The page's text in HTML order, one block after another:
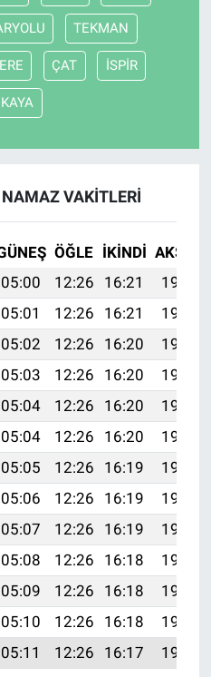
TEKMAN
ÇAT İSPİR
VAKITLERI
ÖĞLE İKINDI AKŞAM
05:00 12:26 16:21
19:43
05:01 12:26 16:21
19:42
05:02 12:26 16:20
19:41
05:03 12:26 16:20
19:40
05:04 12:26 16:20
19:39
05:04 12:26 16:20
19:38
05:05 12:26 16:19
19:37
05:06 12:26 16:19
19:36
05:07 12:26 16:19
19:35
05:08 12:26 16:18
19:34
05:09 12:26 16:18
19:33
05:10 12:26 16:18
19:32
05:11 12:26 16:17
19:31